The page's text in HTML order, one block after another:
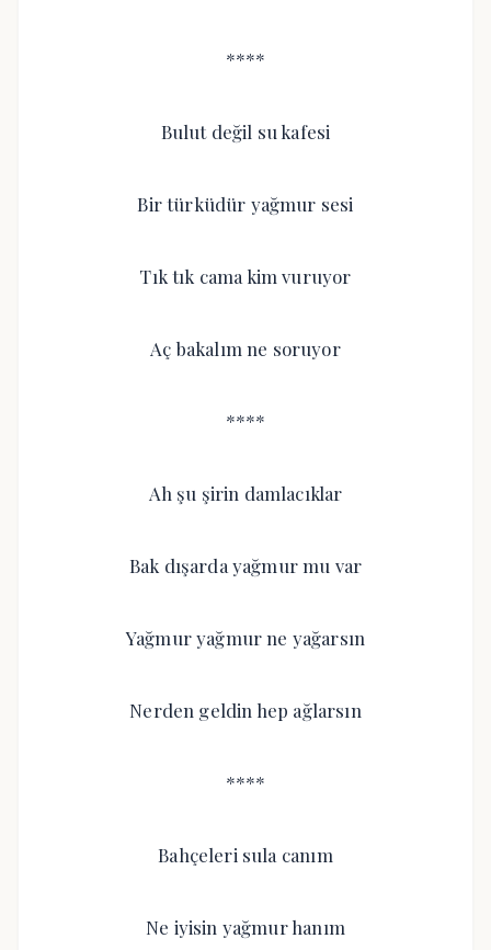
****
Bulut değil su kafesi
Bir türküdür yağmur sesi
Tık tık cama kim vuruyor
Aç bakalım ne soruyor
****
Ah şu şirin damlacıklar
Bak dışarda yağmur mu var
Yağmur yağmur ne yağarsın
Nerden geldin hep ağlarsın
****
Bahçeleri sula canım
Ne iyisin yağmur hanım